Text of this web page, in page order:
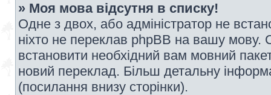
» Моя мова відсутня в списку!
Одне з двох, або адміністратор не
ніхто не переклав phpBB на вашу мову.
встановити необхідний вам мовний
новий переклад. Більш детальну
(посилання внизу сторінки).